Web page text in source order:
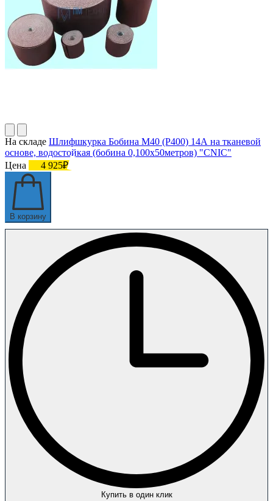
На складе Шлифшкурка Бобина М40 (P400) 14А на тканевой
основе, водостойкая (бобина 0,100х50метров) "CNIC"
Цена
4 925₽
В корзину
Купить в один клик